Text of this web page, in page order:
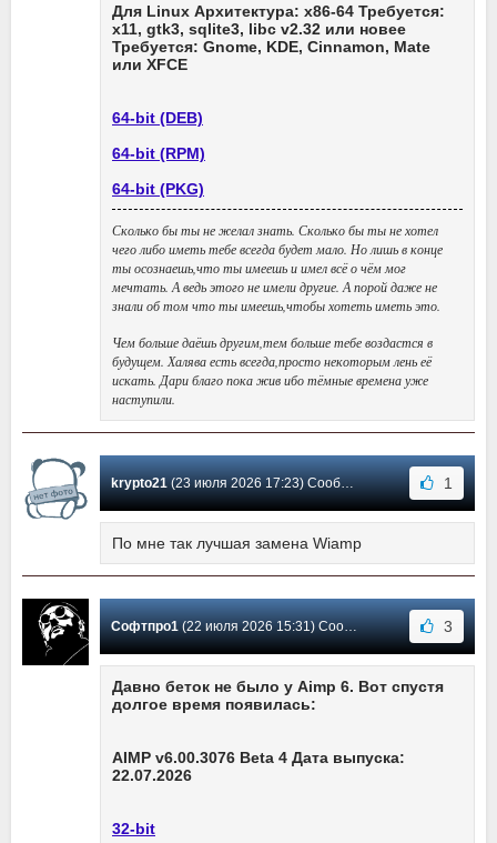
Для Linux Архитектура: x86-64 Требуется:
x11, gtk3, sqlite3, libc v2.32 или новее
Требуется: Gnome, KDE, Cinnamon, Mate
или XFCE
64-bit (DEB)
64-bit (RPM)
64-bit (PKG)
Сколько бы ты не желал знать. Сколько бы ты не хотел
чего либо иметь тебе всегда будет мало. Но лишь в конце
ты осознаешь,что ты имеешь и имел всё о чём мог
мечтать. А ведь этого не имели другие. А порой даже не
знали об том что ты имеешь,чтобы хотеть иметь это.
Чем больше даёшь другим,тем больше тебе воздастся в
будущем. Халява есть всегда,просто некоторым лень её
искать. Дари благо пока жив ибо тёмные времена уже
наступили.
krypto21(23 июля 2026 17:23) Сообщение #3685 1
По мне так лучшая замена Wiamp
Софтпро1(22 июля 2026 15:31) Сообщение #3684 3
Давно беток не было у Aimp 6. Вот спустя
долгое время появилась:
AIMP v6.00.3076 Beta 4 Дата выпуска:
22.07.2026
32-bit